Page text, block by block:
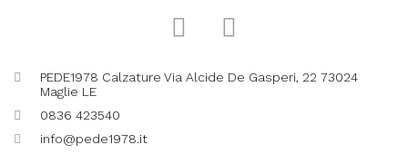
PEDE1978 Calzature Via Alcide De Gasperi, 22 73024
Maglie LE
0836 423540
info@pede1978.it